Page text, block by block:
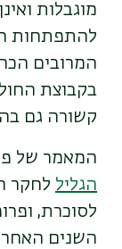
מוגבלות
להתפתחות
המרובים
בקבוצת
קשורה גם
המאמר של
הגליל לחקר
לסוכרת,
השנים